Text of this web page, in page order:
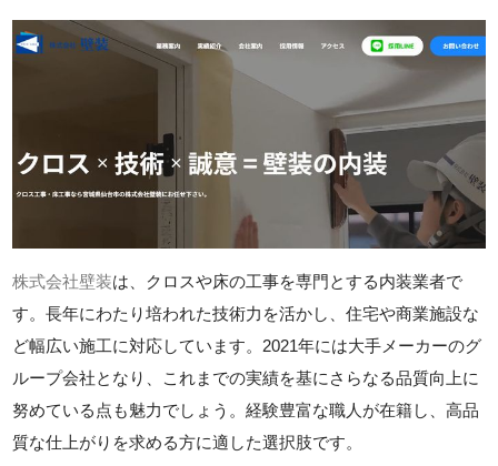
株式会社壁装は、クロスや床の工事を専門とする内装業者で
す。長年にわたり培われた技術力を活かし、住宅や商業施設な
ど幅広い施工に対応しています。2021年には大手メーカーのグ
ループ会社となり、これまでの実績を基にさらなる品質向上に
努めている点も魅力でしょう。経験豊富な職人が在籍し、高品
質な仕上がりを求める方に適した選択肢です。